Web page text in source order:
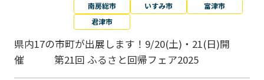
南房総市
いすみ市
富津市
君津市
県内17の市町が出展します！9/20(土)・21(日)開
催 第21回 ふるさと回帰フェア2025